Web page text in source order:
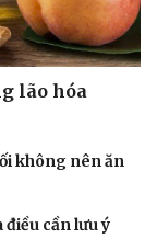
lão hóa
không nên ăn
cần lưu ý